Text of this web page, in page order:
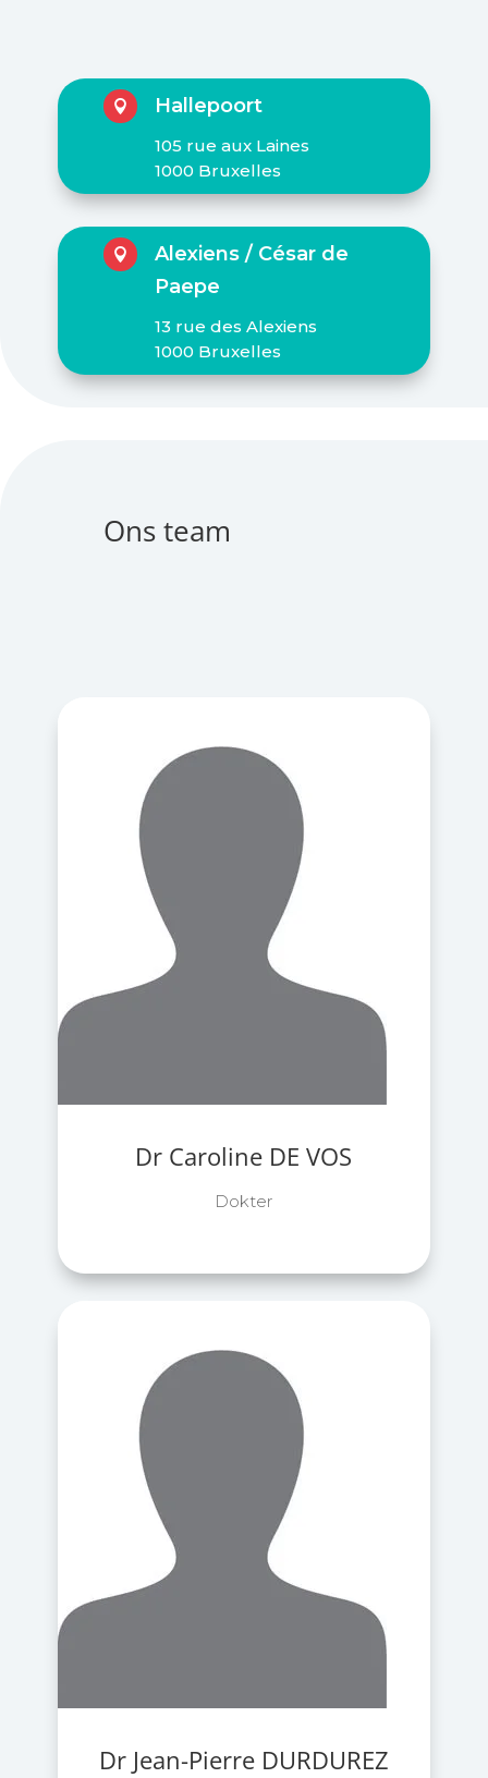
 Hallepoort
105 rue aux Laines
1000 Bruxelles

Alexiens / César de
Paepe
13 rue des Alexiens
1000 Bruxelles
Ons team
Dr Caroline DE VOS
Dokter
Dr Jean-Pierre DURDUREZ